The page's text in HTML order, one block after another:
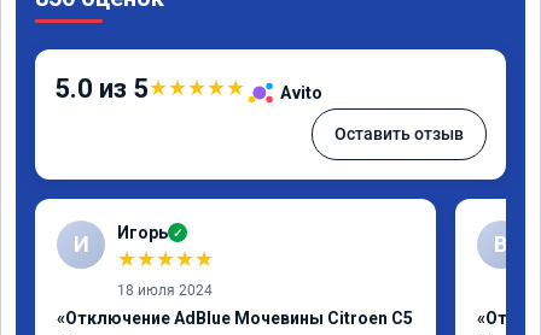
5.0 из 5★★★★★ Avito
Оставить отзыв
И Игорь ✓
★★★★★
18 июля 2024
«Отключение AdBlue Мочевины Citroen C5
В